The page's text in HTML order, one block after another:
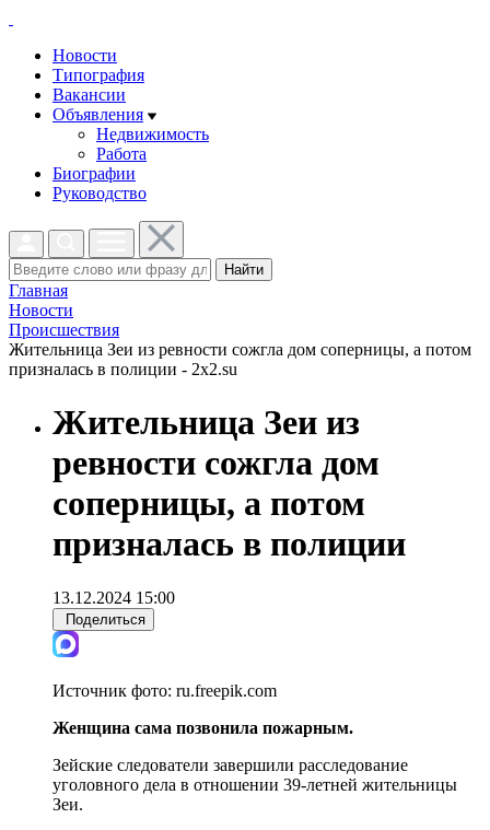
Новости
Типография
Вакансии
Объявления
Недвижимость
Работа
Биографии
Руководство
Найти
Главная
Новости
Проиcшествия
Жительница Зеи из ревности сожгла дом соперницы, а потом
призналась в полиции - 2x2.su
Жительница Зеи из
ревности сожгла дом
соперницы, а потом
призналась в полиции
13.12.2024 15:00
Поделиться
Источник фото: ru.freepik.com
Женщина сама позвонила пожарным.
Зейские следователи завершили расследование
уголовного дела в отношении 39-летней жительницы
Зеи.